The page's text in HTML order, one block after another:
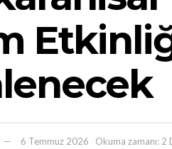
6 Temmuz 2026 Okuma zamanı: